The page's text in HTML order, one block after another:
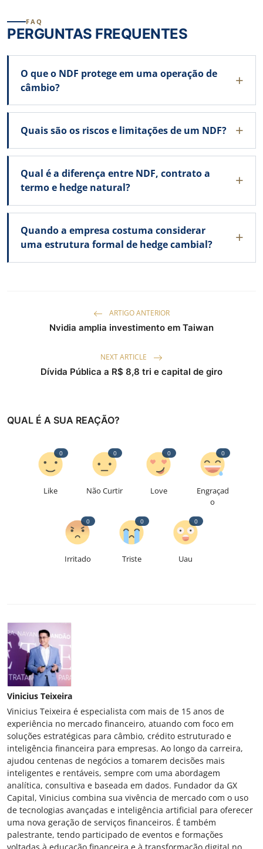
FAQ
PERGUNTAS FREQUENTES
O que o NDF protege em uma operação de
câmbio?
Quais são os riscos e limitações de um NDF?
Qual é a diferença entre NDF, contrato a
termo e hedge natural?
Quando a empresa costuma considerar
uma estrutura formal de hedge cambial?
ARTIGO ANTERIOR
Nvidia amplia investimento em Taiwan
NEXT ARTICLE
Dívida Pública a R$ 8,8 tri e capital de giro
QUAL É A SUA REAÇÃO?
Like
0
Não Curtir
0
Love
0
Engraçad
o
0
Irritado
0
Triste
0
Uau
0
Vinicius Teixeira
Vinicius Teixeira é especialista com mais de 15 anos de
experiência no mercado financeiro, atuando com foco em
soluções estratégicas para câmbio, crédito estruturado e
inteligência financeira para empresas. Ao longo da carreira,
ajudou centenas de negócios a tomarem decisões mais
inteligentes e rentáveis, sempre com uma abordagem
analítica, consultiva e baseada em dados. Fundador da GX
Capital, Vinicius combina sua vivência de mercado com o uso
de tecnologias avançadas e inteligência artificial para oferecer
uma nova geração de serviços financeiros. É também
palestrante, tendo participado de eventos e formações